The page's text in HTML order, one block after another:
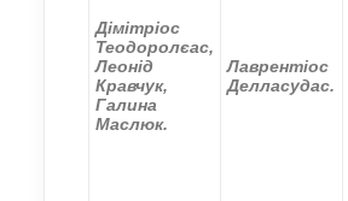
Дімітріос
Теодоролєас,
Леонід
Кравчук,
Галина
Маслюк.
Лаврентіос
Делласудас.